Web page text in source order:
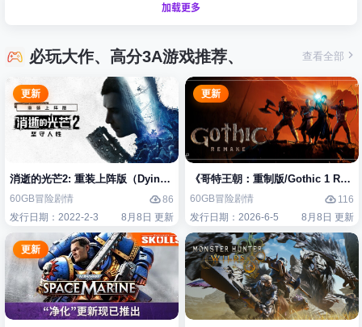
加载更多
必玩大作、高分3A游戏推荐、 查看全部
更新
消逝的光芒2: 重装上阵版（Dying Light 2 Stay Human: Reloaded Edition
60GB冒险剧情
86
发行日期：2022-2-3
8月8日 更新
更新
《哥特王朝：重制版/Gothic 1
60GB冒险剧情
116
发行日期：2026-6-5
8月8日 更新
更新